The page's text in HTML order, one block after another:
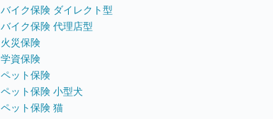
バイク保険 ダイレクト型
バイク保険 代理店型
火災保険
学資保険
ペット保険
ペット保険 小型犬
ペット保険 猫